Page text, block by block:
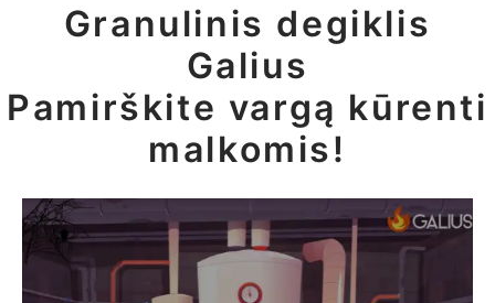
Granulinis degiklis
Galius
Pamirškite vargą kūrenti
malkomis!